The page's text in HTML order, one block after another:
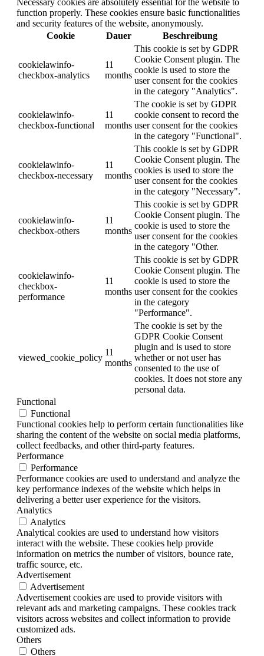
function properly. These cookies ensure basic functionalities
and security features of the website, anonymously.
Cookie
Dauer Beschreibung
cookielawinfo-
checkbox-analytics
11
months
This cookie is set by GDPR
Cookie Consent plugin. The
cookie is used to store the
user consent for the cookies
in the category "Analytics".
cookielawinfo-
checkbox-functional
11
months
The cookie is set by GDPR
cookie consent to record the
user consent for the cookies
in the category "Functional".
cookielawinfo-
checkbox-necessary
11
months
This cookie is set by GDPR
Cookie Consent plugin. The
cookies is used to store the
user consent for the cookies
in the category "Necessary".
cookielawinfo-
checkbox-others
11
months
This cookie is set by GDPR
Cookie Consent plugin. The
cookie is used to store the
user consent for the cookies
in the category "Other.
cookielawinfo-
checkbox-
performance
11
months
This cookie is set by GDPR
Cookie Consent plugin. The
cookie is used to store the
user consent for the cookies
in the category
"Performance".
viewed_cookie_policy
11
months
The cookie is set by the
GDPR Cookie Consent
plugin and is used to store
whether or not user has
consented to the use of
cookies. It does not store any
personal data.
Functional
Functional
Functional cookies help to perform certain functionalities like
sharing the content of the website on social media platforms,
collect feedbacks, and other third-party features.
Performance
Performance
Performance cookies are used to understand and analyze the
key performance indexes of the website which helps in
delivering a better user experience for the visitors.
Analytics
Analytics
Analytical cookies are used to understand how visitors
interact with the website. These cookies help provide
information on metrics the number of visitors, bounce rate,
traffic source, etc.
Advertisement
Advertisement
Advertisement cookies are used to provide visitors with
relevant ads and marketing campaigns. These cookies track
visitors across websites and collect information to provide
customized ads.
Others
Others